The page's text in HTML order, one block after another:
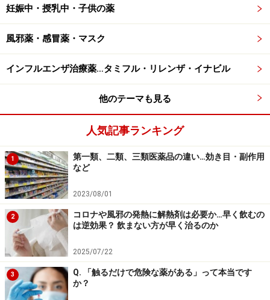
ロキソニンの重大な副作用に腸管の狭窄や閉塞が追加さ
れたのは、因果関係の否定できない事例が3年間で5件あ
ったためです。しかし、ロキソニンの推定使用患者数が
4500～4900万人であることを考えると、確率的には極め
て稀なケースかもしれません。今までロキソニンを使用
していて特に問題がなかった人は、これからも安全に使
用できると考えてよいのではないでしょうか。もしこう
いった情報で心配な方や服薬が気になる方がいらっしゃ
いましたら、主治医に相談して、安心した上で服薬する
ようにしてください。
副作用の初期症状を自覚することもリスク
管理の1つに
薬を服用する際には、注意すべき副作用がどのような自
覚症状としてあらわれるのかを認識しておく必要があり
妊娠中・授乳中・子供の薬
風邪薬・感冒薬・マスク
インフルエンザ治療薬…タミフル・リレンザ・イナビル
他のテーマも見る
人気記事ランキング
1
第一類、二類、三類医薬品の違い…効き目・副作用
など
2023/08/01
2
コロナや風邪の発熱に解熱剤は必要か…早く飲むの
は逆効果？ 飲まない方が早く治るのか
2025/07/22
3
Q. 「触るだけで危険な薬がある」って本当です
か？